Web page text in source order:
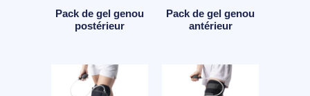
Pack de gel genou
postérieur
Pack de gel genou
antérieur